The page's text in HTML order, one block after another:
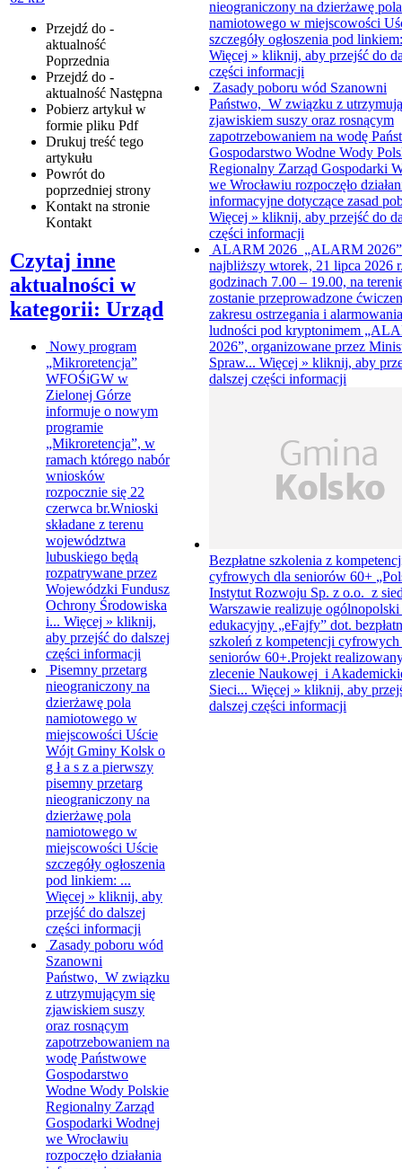
Przejdź do -
aktualność
Poprzednia
Przejdź do -
aktualność Następna
Pobierz artykuł w
formie pliku Pdf
Drukuj treść tego
artykułu
Powrót do
poprzedniej strony
Kontakt na stronie
Kontakt
Czytaj inne
aktualności w
kategorii: Urząd
Nowy program
„Mikroretencja”
WFOŚiGW w
Zielonej Górze
informuje o nowym
programie
„Mikroretencja”, w
ramach którego nabór
wniosków
rozpocznie się 22
czerwca br.Wnioski
składane z terenu
województwa
lubuskiego będą
rozpatrywane przez
Wojewódzki Fundusz
Ochrony Środowiska
i... Więcej » kliknij,
aby przejść do dalszej
części informacji
Pisemny przetarg
nieograniczony na
dzierżawę pola
namiotowego w
miejscowości Uście
Wójt Gminy Kolsk o
g ł a s z a pierwszy
pisemny przetarg
nieograniczony na
dzierżawę pola
namiotowego w
miejscowości Uście
szczegóły ogłoszenia
pod linkiem: ...
Więcej » kliknij, aby
przejść do dalszej
części informacji
Zasady poboru wód
Szanowni
Państwo, W związku
z utrzymującym się
zjawiskiem suszy
oraz rosnącym
zapotrzebowaniem na
wodę Państwowe
Gospodarstwo
Wodne Wody Polskie
Regionalny Zarząd
Gospodarki Wodnej
we Wrocławiu
rozpoczęło działania
nieograniczony na dzierżawę pola
namiotowego w miejscowości
szczegóły ogłoszenia pod
Więcej » kliknij, aby przejść do
części informacji
Zasady poboru wód Szanowni
Państwo, W związku z
zjawiskiem suszy oraz rosnącym
zapotrzebowaniem na wodę
Gospodarstwo Wodne Wody
Regionalny Zarząd Gospodarki
we Wrocławiu rozpoczęło
informacyjne dotyczące zasad
Więcej » kliknij, aby przejść do
części informacji
ALARM 2026 „ALARM
najbliższy wtorek, 21 lipca 2026
godzinach 7.00 – 19.00, na
zostanie przeprowadzone
zakresu ostrzegania i alarmowania
ludności pod kryptonimem
2026”, organizowane przez
Spraw... Więcej » kliknij, aby
dalszej części informacji
Bezpłatne szkolenia z
cyfrowych dla seniorów 60+
Instytut Rozwoju Sp. z o.o. z
Warszawie realizuje
edukacyjny „eFajfy” dot.
szkoleń z kompetencji cyfrowych
seniorów 60+.Projekt
zlecenie Naukowej i
Sieci... Więcej » kliknij, aby
dalszej części informacji